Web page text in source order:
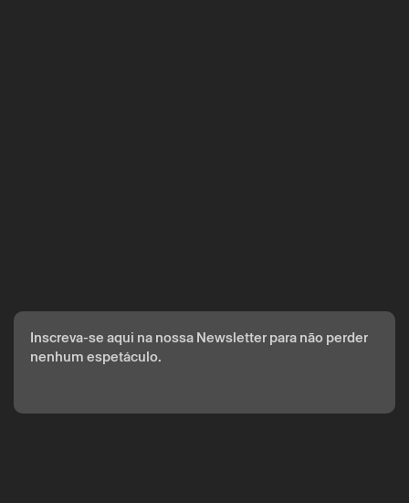
Inscreva-se aqui na nossa Newsletter para não perder
nenhum espetáculo.